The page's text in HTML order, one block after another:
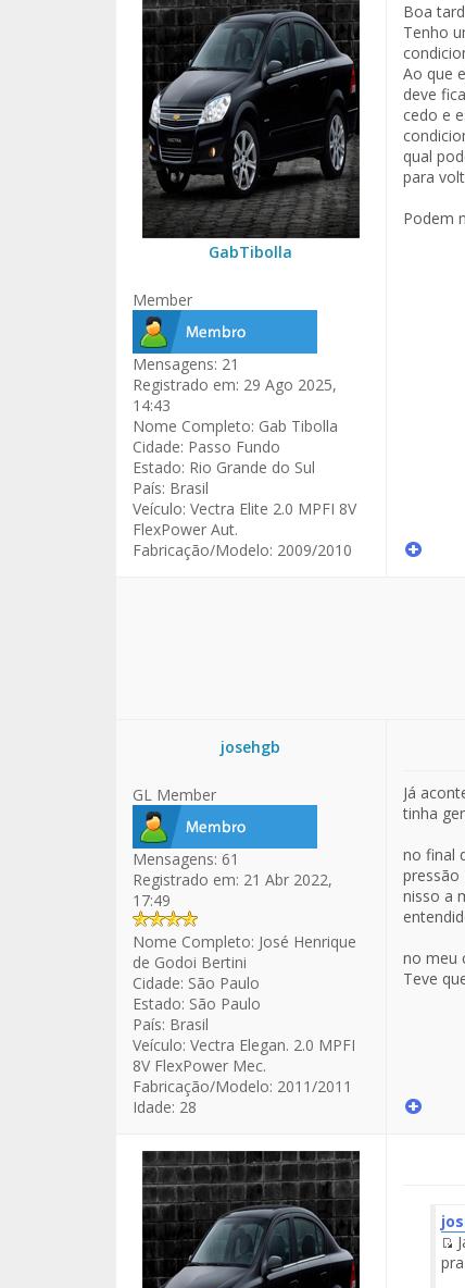
GabTibolla
Member
Mensagens: 21
Registrado em: 29 Ago 2025,
14:43
Nome Completo: Gab Tibolla
Cidade: Passo Fundo
Estado: Rio Grande do Sul
País: Brasil
Veículo: Vectra Elite 2.0 MPFI 8V
FlexPower Aut.
Fabricação/Modelo: 2009/2010
Boa
Tenho
Ao que
deve
cedo e
qual
para
Podem
josehgb
GL Member
Mensagens: 61
Registrado em: 21 Abr 2022,
17:49
Nome Completo: José Henrique
de Godoi Bertini
Cidade: São Paulo
Estado: São Paulo
País: Brasil
Veículo: Vectra Elegan. 2.0 MPFI
8V FlexPower Mec.
Fabricação/Modelo: 2011/2011
Idade: 28
Já
tinha
no final
pressão
nisso a
no meu
Teve